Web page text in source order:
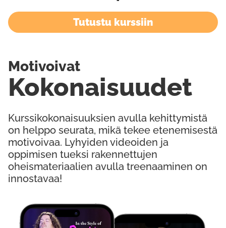
Tutustu kurssiin
Kurssikokonaisuuksien avulla kehittymistä
on helppo seurata, mikä tekee etenemisestä
motivoivaa. Lyhyiden videoiden ja
oppimisen tueksi rakennettujen
oheismateriaalien avulla treenaaminen on
innostavaa!
Kokonaisuudet
Motivoivat